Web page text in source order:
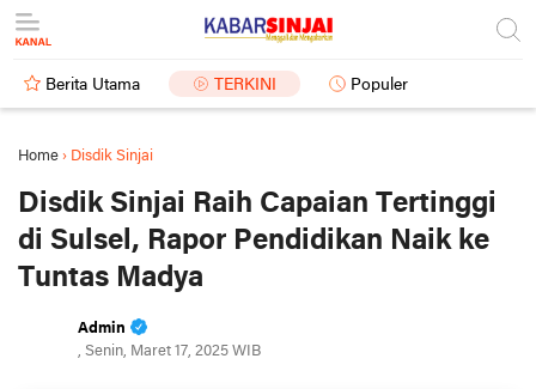
Berita Utama TERKINI Populer
Home › Disdik Sinjai
Disdik Sinjai Raih Capaian Tertinggi
di Sulsel, Rapor Pendidikan Naik ke
Tuntas Madya
Admin
, Senin, Maret 17, 2025 WIB